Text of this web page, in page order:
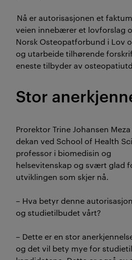
Nå er autorisasjonen et
veien innebærer et lovforslag
Norsk Osteopatforbund i Lov
og utarbeide tilhørende
eneste tilbyder av
Stor
Prorektor Trine Johansen
dekan ved School of Health
professor i biomedisin og
helsevitenskap og svært glad
utviklingen som skjer nå.
– Hva betyr denne
og studietilbudet vårt?
– Dette er en stor
og det vil bety mye for